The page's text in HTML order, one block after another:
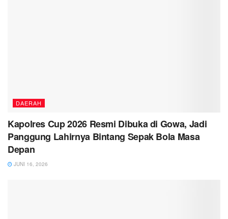
DAERAH
Kapolres Cup 2026 Resmi Dibuka di Gowa, Jadi
Panggung Lahirnya Bintang Sepak Bola Masa
Depan
JUNI 16, 2026